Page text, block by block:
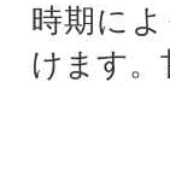
時期に
けます。